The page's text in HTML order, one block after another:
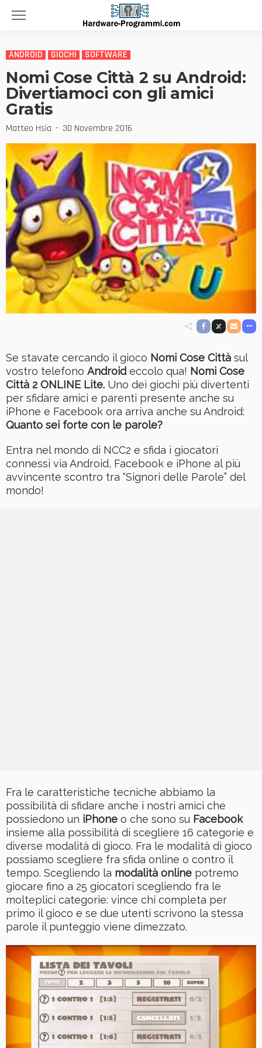
ANDROID GIOCHI SOFTWARE
Nomi Cose Città 2 su Android:
Divertiamoci con gli amici
Gratis
Matteo Hsia 30 Novembre 2016
Se stavate cercando il gioco Nomi Cose Città sul
vostro telefono Androideccolo qua! Nomi Cose
Città 2 ONLINE Lite. Uno dei giochi più divertenti
per sfidare amici e parenti presente anche su
iPhone e Facebook ora arriva anche su Android:
Quanto sei forte con le parole?
Entra nel mondo di NCC2 e sfida i giocatori
connessi via Android, Facebook e iPhone al più
avvincente scontro tra “Signori delle Parole” del
mondo!
Fra le caratteristiche tecniche abbiamo la
possibilità di sfidare anche i nostri amici che
possiedono un iPhone o che sono su Facebook
insieme alla possibilità di scegliere 16 categorie e
diverse modalità di gioco. Fra le modalità di gioco
possiamo scegliere fra sfida online o contro il
tempo. Scegliendo la modalità online potremo
giocare fino a 25 giocatori scegliendo fra le
molteplici categorie: vince chi completa per
primo il gioco e se due utenti scrivono la stessa
parole il punteggio viene dimezzato.